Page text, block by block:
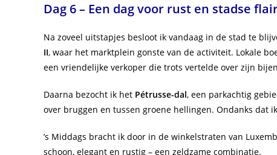
Dag 6 – Een dag voor rust en stadse
Na zoveel uitstapjes besloot ik vandaag in de stad te
II, waar het marktplein gonste van de activiteit. Lokale
een vriendelijke verkoper die trots vertelde over zijn
Daarna bezocht ik het Pétrusse-dal, een parkachtig
over bruggen en tussen groene hellingen. Ondanks dat
’s Middags bracht ik door in de winkelstraten van
schoon, elegant en rustig – een zeldzame combinatie.